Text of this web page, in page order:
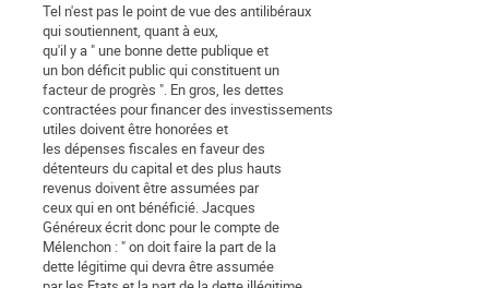
Tel n'est pas le point de vue des antilibéraux
qui soutiennent, quant à eux,
qu'il y a " une bonne dette publique et
un bon déficit public qui constituent un
facteur de progrès ". En gros, les dettes
contractées pour financer des investissements
utiles doivent être honorées et
les dépenses fiscales en faveur des
détenteurs du capital et des plus hauts
revenus doivent être assumées par
ceux qui en ont bénéficié. Jacques
Généreux écrit donc pour le compte de
Mélenchon : " on doit faire la part de la
dette légitime qui devra être assumée